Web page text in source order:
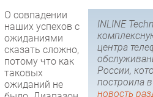
INLINE
центра
России,
построила
новость
О совпадении
наших успехов с
ожиданиями
сказать сложно,
потому что как
таковых
ожиданий не